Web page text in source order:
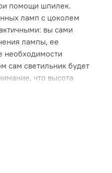
помощи шпилек.
ламп с цоколем
вы сами
лампы, ее
необходимости
сам светильник будет
что высота
устанавливать лампы